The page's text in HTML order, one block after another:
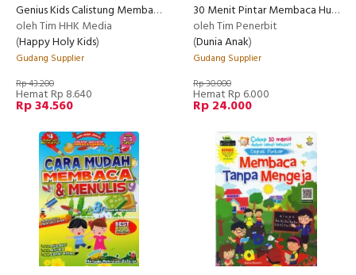
Genius Kids Calistung Membaca Menulis Berhitung
oleh Tim HHK Media
(Happy Holy Kids)
Gudang Supplier
Rp 43.200
Hemat Rp 8.640
Rp 34.560
30 Menit Pintar Membaca Huruf: Buku Penunjang Masuk Sd
oleh Tim Penerbit
(Dunia Anak)
Gudang Supplier
Rp 30.000
Hemat Rp 6.000
Rp 24.000